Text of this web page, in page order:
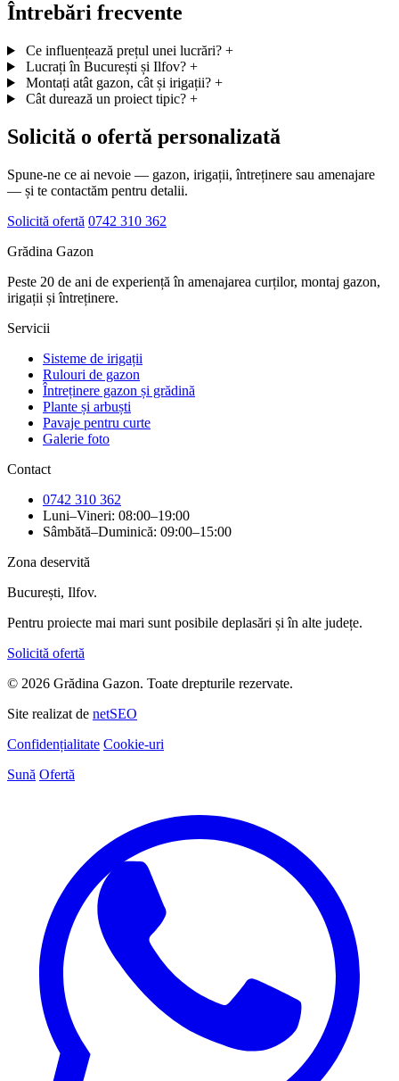
Întrebări frecvente
Ce influențează prețul unei lucrări? +
Lucrați în București și Ilfov? +
Montați atât gazon, cât și irigații? +
Cât durează un proiect tipic? +
Solicită o ofertă personalizată
Spune-ne ce ai nevoie — gazon, irigații, întreținere sau amenajare
— și te contactăm pentru detalii.
Solicită ofertă 0742 310 362
Grădina Gazon
Peste 20 de ani de experiență în amenajarea curților, montaj gazon,
irigații și întreținere.
Servicii
Sisteme de irigații
Rulouri de gazon
Întreținere gazon și grădină
Plante și arbuști
Pavaje pentru curte
Galerie foto
Contact
0742 310 362
Luni–Vineri: 08:00–19:00
Sâmbătă–Duminică: 09:00–15:00
Zona deservită
București, Ilfov.
Pentru proiecte mai mari sunt posibile deplasări și în alte județe.
Solicită ofertă
© 2026 Grădina Gazon. Toate drepturile rezervate.
Site realizat de netSEO
Confidențialitate Cookie-uri
Sună Ofertă